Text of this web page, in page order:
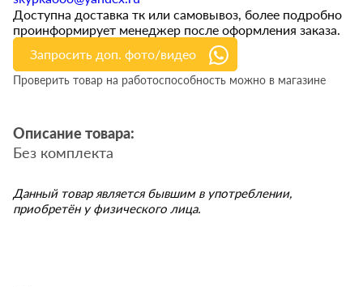
Доступна доставка тк или самовывоз, более подробно
проинформирует менеджер после оформления заказа.
Запросить доп. фото/видео
Проверить товар на работоспособность можно в магазине
Описание товара:
Без комплекта
Данный товар является бывшим в употреблении,
приобретён у физического лица.